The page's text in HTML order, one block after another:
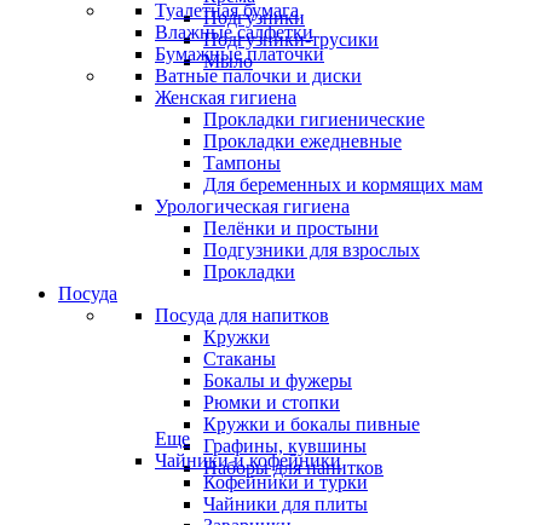
Подгузники
Подгузники-трусики
Мыло
Туалетная бумага
Влажные салфетки
Бумажные платочки
Ватные палочки и диски
Женская гигиена
Прокладки гигиенические
Прокладки ежедневные
Тампоны
Для беременных и кормящих мам
Урологическая гигиена
Пелёнки и простыни
Подгузники для взрослых
Прокладки
Посуда
Посуда для напитков
Кружки
Стаканы
Бокалы и фужеры
Рюмки и стопки
Кружки и бокалы пивные
Графины, кувшины
Наборы для напитков
Еще
Чайники и кофейники
Кофейники и турки
Чайники для плиты